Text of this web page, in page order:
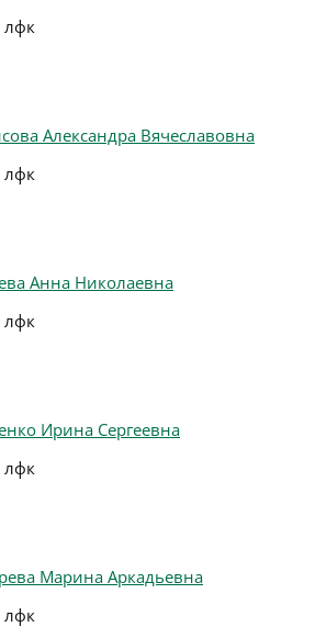
лфк
Александра Вячеславовна
лфк
Анна Николаевна
лфк
Ирина Сергеевна
лфк
Марина Аркадьевна
лфк